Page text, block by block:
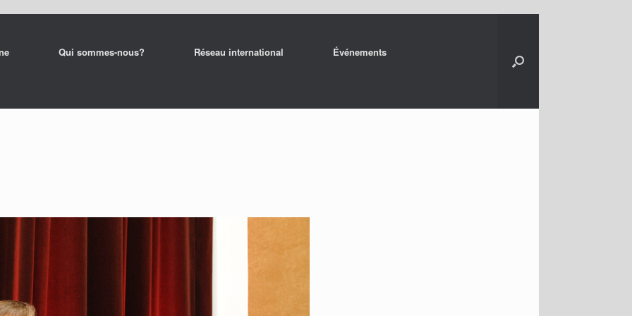
Qui sommes-nous? Réseau international Événements